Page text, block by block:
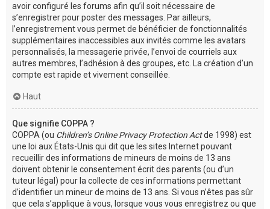
avoir configuré les forums afin qu’il soit nécessaire de
s’enregistrer pour poster des messages. Par ailleurs,
l’enregistrement vous permet de bénéficier de fonctionnalités
supplémentaires inaccessibles aux invités comme les avatars
personnalisés, la messagerie privée, l’envoi de courriels aux
autres membres, l’adhésion à des groupes, etc. La création d’un
compte est rapide et vivement conseillée.
Haut
Que signifie COPPA ?
COPPA (ou Children’s Online Privacy Protection Actde 1998) est
une loi aux États-Unis qui dit que les sites Internet pouvant
recueillir des informations de mineurs de moins de 13 ans
doivent obtenir le consentement écrit des parents (ou d’un
tuteur légal) pour la collecte de ces informations permettant
d’identifier un mineur de moins de 13 ans. Si vous n’êtes pas sûr
que cela s’applique à vous, lorsque vous vous enregistrez ou que